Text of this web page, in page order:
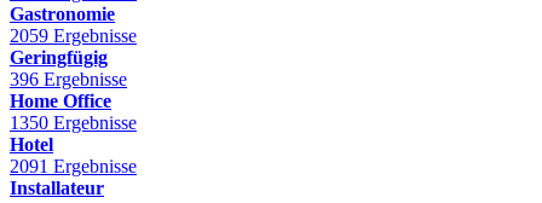
Gastronomie
2059 Ergebnisse
Geringfügig
396 Ergebnisse
Home Office
1350 Ergebnisse
Hotel
2091 Ergebnisse
Installateur